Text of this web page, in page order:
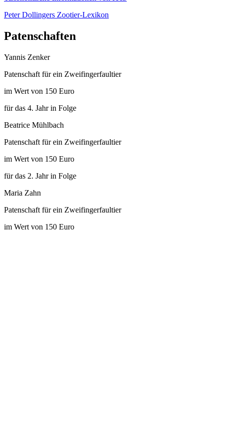
Peter Dollingers Zootier-Lexikon
Patenschaften
Yannis Zenker
Patenschaft für ein Zweifingerfaultier
im Wert von 150 Euro
für das 4. Jahr in Folge
Beatrice Mühlbach
Patenschaft für ein Zweifingerfaultier
im Wert von 150 Euro
für das 2. Jahr in Folge
Maria Zahn
Patenschaft für ein Zweifingerfaultier
im Wert von 150 Euro